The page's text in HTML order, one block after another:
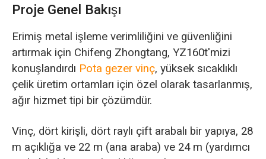
Proje Genel Bakışı
Erimiş metal işleme verimliliğini ve güvenliğini
artırmak için Chifeng Zhongtang, YZ160t'mizi
konuşlandırdı Pota gezer vinç, yüksek sıcaklıklı
çelik üretim ortamları için özel olarak tasarlanmış,
ağır hizmet tipi bir çözümdür.
Vinç, dört kirişli, dört raylı çift arabalı bir yapıya, 28
m açıklığa ve 22 m (ana araba) ve 24 m (yardımcı